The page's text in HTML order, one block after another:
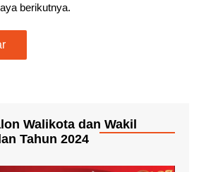
berikutnya.
Walikota dan Wakil
Tahun 2024